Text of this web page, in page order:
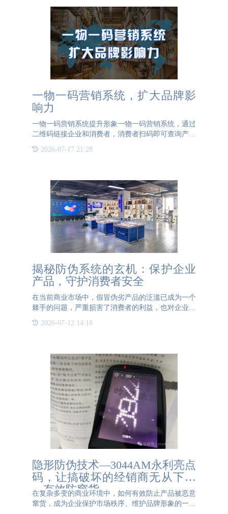
一物一码营销系统，扩大品牌影
响力
一物一码营销系统提升形象一物一码营销系统，通过
二维码链接企业和消费者，消费者扫码即可查询产品
活动。一物一码营销系统可以实现对产品进行营销活
2026-07-17 21:28
揭秘防伪系统的玄机：保护企业
产品，守护消费者安全
在当前商业市场中，假冒伪劣产品的泛滥已成为一个
棘手的问题，严重损害了消费者的利益，也对企业的
防伪系统的应用成为了企业保护产品和消费者安全的
2026-07-12 14:16
隐形防伪技术—3044AM永利亮点
码，让搞破坏的经销商无从下手
—有效防窜货
在复杂多变的商业环境中，如何有效防止产品被恶意
窜货，成为企业保护市场秩序、维护品牌形象的一大